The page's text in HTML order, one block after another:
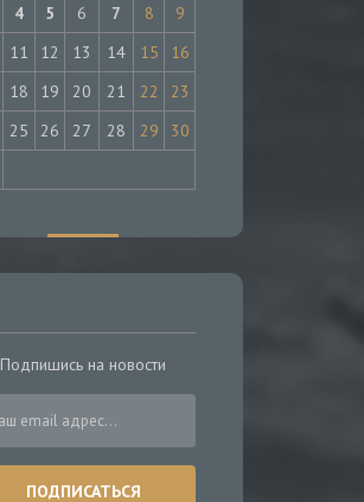
4 5 6 7 8
9
11 12 13 14 15
16
18 19 20 21 22
23
25 26 27 28 29
30
Подпишись на новости